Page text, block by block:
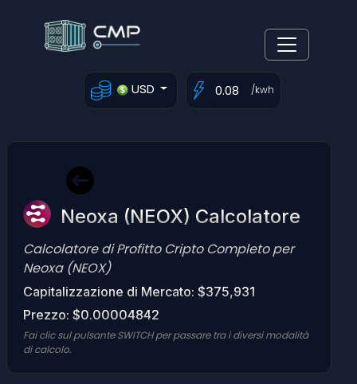
USD /kwh
Neoxa (NEOX) Calcolatore
Calcolatore di Profitto Cripto Completo per
Neoxa (NEOX)
Capitalizzazione di Mercato: $375,931
Prezzo: $0.00004842
Fai clic sul pulsante SWITCH per passare tra i diversi modalità
di calcolo.